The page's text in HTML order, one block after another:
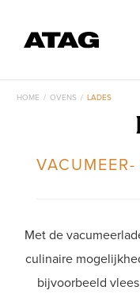
Ontdek ATAG
Inspiratie
HOME / OVENS / LADES
Met de
culinaire
bijvoorbeeld